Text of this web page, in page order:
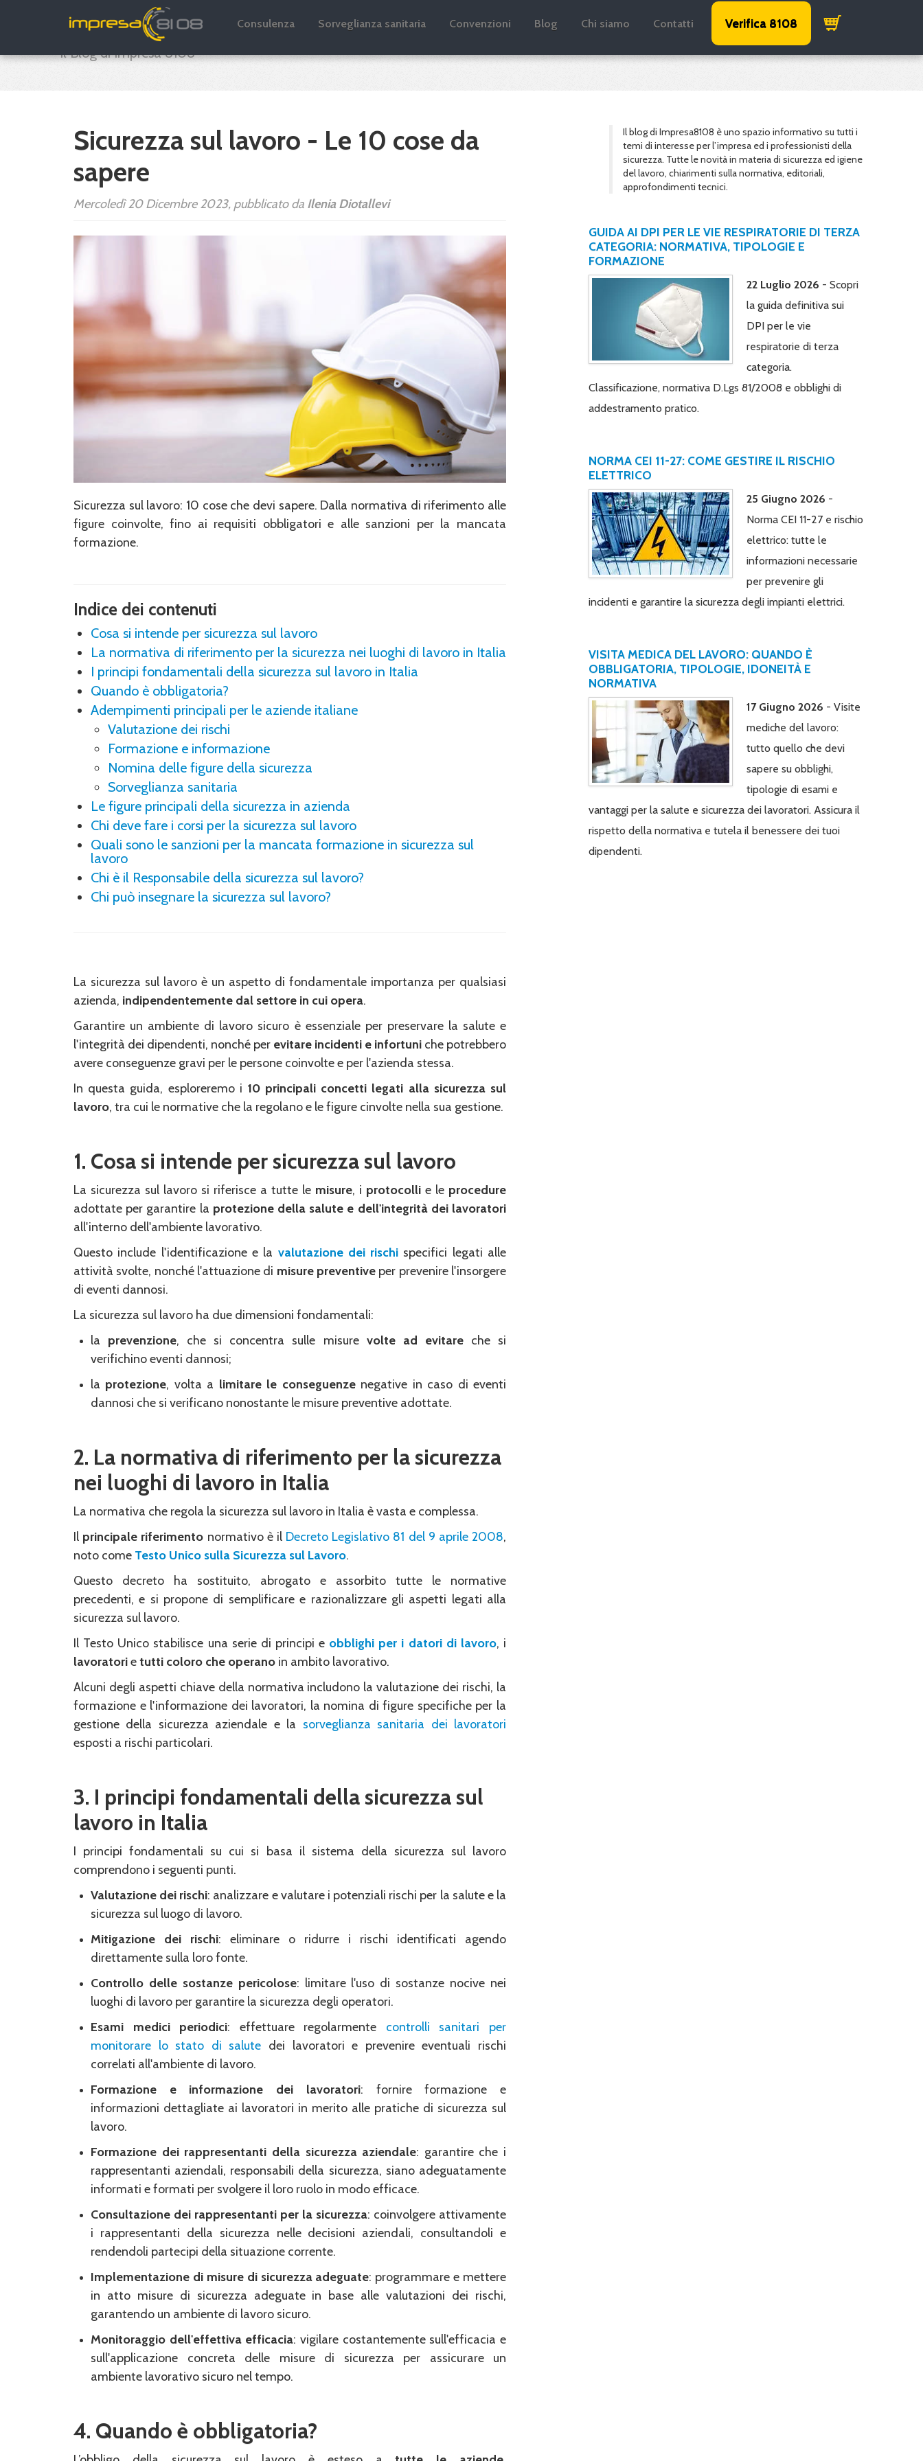
Consulenza Sorveglianza sanitaria Convenzioni Blog Chi siamo Contatti Verifica 8108
Impresa 8108 Blog
Il Blog di Impresa 8108
Sicurezza sul lavoro - Le 10 cose da
sapere
Mercoledì 20 Dicembre 2023, pubblicato da Ilenia Diotallevi
Sicurezza sul lavoro: 10 cose che devi sapere. Dalla normativa di riferimento alle
figure coinvolte, fino ai requisiti obbligatori e alle sanzioni per la mancata
formazione.
Indice dei contenuti
Cosa si intende per sicurezza sul lavoro
La normativa di riferimento per la sicurezza nei luoghi di lavoro in Italia
I principi fondamentali della sicurezza sul lavoro in Italia
Quando è obbligatoria?
Adempimenti principali per le aziende italiane
Valutazione dei rischi
Formazione e informazione
Nomina delle figure della sicurezza
Sorveglianza sanitaria
Le figure principali della sicurezza in azienda
Chi deve fare i corsi per la sicurezza sul lavoro
Quali sono le sanzioni per la mancata formazione in sicurezza sul
lavoro
Chi è il Responsabile della sicurezza sul lavoro?
Chi può insegnare la sicurezza sul lavoro?
La sicurezza sul lavoro è un aspetto di fondamentale importanza per qualsiasi
azienda, indipendentemente dal settore in cui opera.
Garantire un ambiente di lavoro sicuro è essenziale per preservare la salute e
l'integrità dei dipendenti, nonché per evitare incidenti e infortuni che potrebbero
avere conseguenze gravi per le persone coinvolte e per l'azienda stessa.
In questa guida, esploreremo i 10 principali concetti legati alla sicurezza sul
lavoro, tra cui le normative che la regolano e le figure cinvolte nella sua gestione.
1. Cosa si intende per sicurezza sul lavoro
La sicurezza sul lavoro si riferisce a tutte le misure, i protocolli e le procedure
adottate per garantire la protezione della salute e dell'integrità dei lavoratori
all'interno dell'ambiente lavorativo.
Questo include l'identificazione e la valutazione dei rischi specifici legati alle
attività svolte, nonché l'attuazione di misure preventive per prevenire l'insorgere
di eventi dannosi.
La sicurezza sul lavoro ha due dimensioni fondamentali:
la prevenzione, che si concentra sulle misure volte ad evitareche si
verifichino eventi dannosi;
la protezione, volta a limitare le conseguenzenegative in caso di eventi
dannosi che si verificano nonostante le misure preventive adottate.
2. La normativa di riferimento per la sicurezza
nei luoghi di lavoro in Italia
La normativa che regola la sicurezza sul lavoro in Italia è vasta e complessa.
Il principale riferimento normativo è il Decreto Legislativo 81 del 9 aprile 2008,
noto come Testo Unico sulla Sicurezza sul Lavoro.
Questo decreto ha sostituito, abrogato e assorbito tutte le normative
precedenti, e si propone di semplificare e razionalizzare gli aspetti legati alla
sicurezza sul lavoro.
Il Testo Unico stabilisce una serie di principi e obblighi per i datori di lavoro, i
lavoratorietutti coloro che operano in ambito lavorativo.
Alcuni degli aspetti chiave della normativa includono la valutazione dei rischi, la
formazione e l'informazione dei lavoratori, la nomina di figure specifiche per la
gestione della sicurezza aziendale e la sorveglianza sanitaria dei lavoratori
esposti a rischi particolari.
3. I principi fondamentali della sicurezza sul
lavoro in Italia
I principi fondamentali su cui si basa il sistema della sicurezza sul lavoro
comprendono i seguenti punti.
Valutazione dei rischi: analizzare e valutare i potenziali rischi per la salute e la
sicurezza sul luogo di lavoro.
Mitigazione dei rischi: eliminare o ridurre i rischi identificati agendo
direttamente sulla loro fonte.
Controllo delle sostanze pericolose: limitare l'uso di sostanze nocive nei
luoghi di lavoro per garantire la sicurezza degli operatori.
Esami medici periodici: effettuare regolarmente controlli sanitari per
monitorare lo stato di salute dei lavoratori e prevenire eventuali rischi
correlati all'ambiente di lavoro.
Formazione e informazione dei lavoratori: fornire formazione e
informazioni dettagliate ai lavoratori in merito alle pratiche di sicurezza sul
lavoro.
Formazione dei rappresentanti della sicurezza aziendale: garantire che i
rappresentanti aziendali, responsabili della sicurezza, siano adeguatamente
informati e formati per svolgere il loro ruolo in modo efficace.
Consultazione dei rappresentanti per la sicurezza: coinvolgere attivamente
i rappresentanti della sicurezza nelle decisioni aziendali, consultandoli e
rendendoli partecipi della situazione corrente.
Implementazione di misure di sicurezza adeguate: programmare e mettere
in atto misure di sicurezza adeguate in base alle valutazioni dei rischi,
garantendo un ambiente di lavoro sicuro.
Monitoraggio dell'effettiva efficacia: vigilare costantemente sull'efficacia e
sull'applicazione concreta delle misure di sicurezza per assicurare un
ambiente lavorativo sicuro nel tempo.
4. Quando è obbligatoria?
Il blog di Impresa8108 è uno spazio informativo su tutti i
temi di interesse per l’impresa ed i professionisti della
sicurezza. Tutte le novità in materia di sicurezza ed igiene
del lavoro, chiarimenti sulla normativa, editoriali,
approfondimenti tecnici.
GUIDA AI DPI PER LE VIE RESPIRATORIE DI TERZA
CATEGORIA: NORMATIVA, TIPOLOGIE E
FORMAZIONE
22 Luglio 2026 - Scopri
la guida definitiva sui
DPI per le vie
respiratorie di terza
categoria.
Classificazione, normativa D.Lgs 81/2008 e obblighi di
addestramento pratico.
NORMA CEI 11-27: COME GESTIRE IL RISCHIO
ELETTRICO
25 Giugno 2026 -
Norma CEI 11-27 e rischio
elettrico: tutte le
informazioni necessarie
per prevenire gli
incidenti e garantire la sicurezza degli impianti elettrici.
VISITA MEDICA DEL LAVORO: QUANDO È
OBBLIGATORIA, TIPOLOGIE, IDONEITÀ E
NORMATIVA
17 Giugno 2026 - Visite
mediche del lavoro:
tutto quello che devi
sapere su obblighi,
tipologie di esami e
vantaggi per la salute e sicurezza dei lavoratori. Assicura il
rispetto della normativa e tutela il benessere dei tuoi
dipendenti.